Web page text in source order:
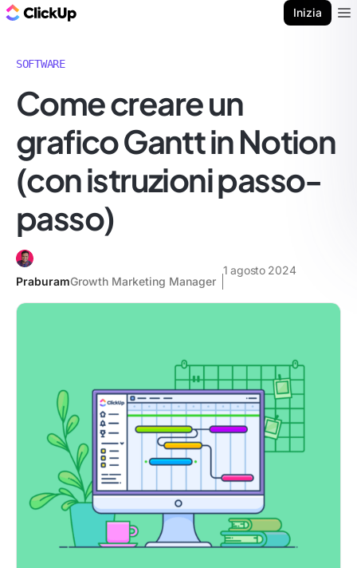
Inizia
SOFTWARE
Come creare un
grafico Gantt in Notion
(con istruzioni passo-
passo)
PraburamGrowth Marketing Manager
1 agosto 2024